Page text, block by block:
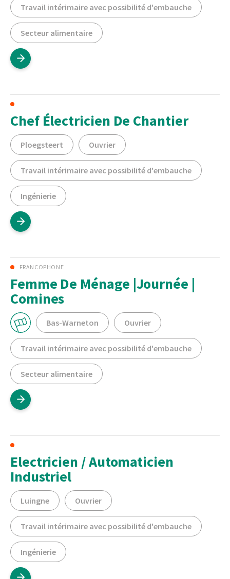
Travail intérimaire avec possibilité d'embauche
Secteur alimentaire
Chef Électricien De Chantier
Ploegsteert Ouvrier
Travail intérimaire avec possibilité d'embauche
Ingénierie
FRANCOPHONE
Femme De Ménage |Journée |
Comines
Bas-Warneton Ouvrier
Travail intérimaire avec possibilité d'embauche
Secteur alimentaire
Electricien / Automaticien
Industriel
Luingne Ouvrier
Travail intérimaire avec possibilité d'embauche
Ingénierie